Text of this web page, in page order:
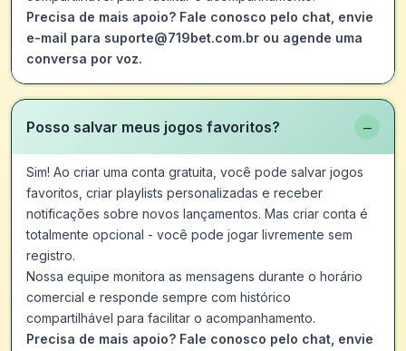
Precisa de mais apoio? Fale conosco pelo chat, envie
e-mail para suporte@719bet.com.br ou agende uma
conversa por voz.
Posso salvar meus jogos favoritos? −
Sim! Ao criar uma conta gratuita, você pode salvar jogos
favoritos, criar playlists personalizadas e receber
notificações sobre novos lançamentos. Mas criar conta é
totalmente opcional - você pode jogar livremente sem
registro.
Nossa equipe monitora as mensagens durante o horário
comercial e responde sempre com histórico
compartilhável para facilitar o acompanhamento.
Precisa de mais apoio? Fale conosco pelo chat, envie